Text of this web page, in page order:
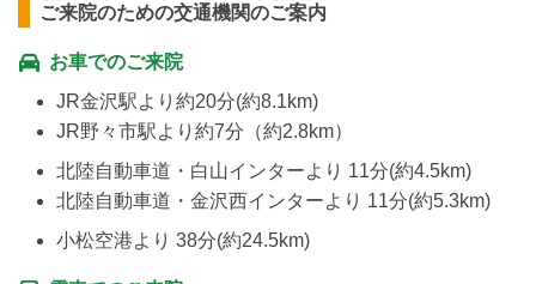
ご来院のための交通機関のご案内
お車でのご来院
JR金沢駅より約20分(約8.1km)
JR野々市駅より約7分（約2.8km）
北陸自動車道・白山インターより 11分(約4.5km)
北陸自動車道・金沢西インターより 11分(約5.3km)
小松空港より 38分(約24.5km)